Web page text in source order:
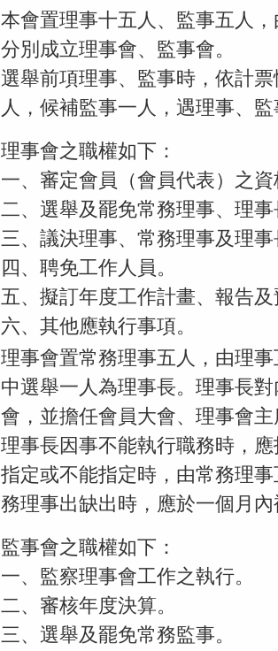
本會置理事十五人、監事五人
分別成立理事會、監事會。
選舉前項理事、監事時，依計
人，候補監事一人，遇理事、
理事會之職權如下：
一、審定會員（會員代表）之
二、選舉及罷免常務理事、理事
三、議決理事、常務理事及理
四、聘免工作人員。
五、擬訂年度工作計畫、報告
六、其他應執行事項。
理事會置常務理事五人，由理
中選舉一人為理事長。理事長
會，並擔任會員大會、理事會主
理事長因事不能執行職務時，
指定或不能指定時，由常務理
務理事出缺出時，應於一個月
監事會之職權如下：
一、監察理事會工作之執行。
二、審核年度決算。
三、選舉及罷免常務監事。